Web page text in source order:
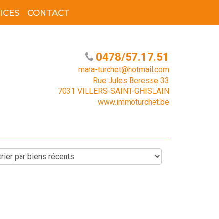
CONTACT
0478/57.17.51
mara-turchet@hotmail.com
Rue Jules Beresse 33
7031 VILLERS-SAINT-GHISLAIN
www.immoturchet.be